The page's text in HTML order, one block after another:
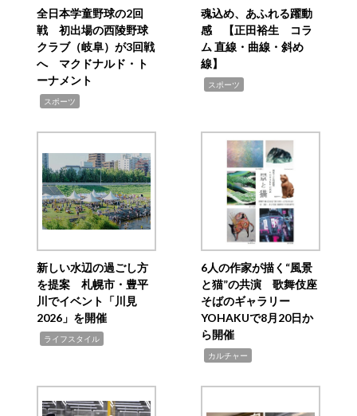
全日本学童野球の2回
戦 初出場の西陵野球
クラブ（岐阜）が3回戦
へ マクドナルド・ト
ーナメント
スポーツ
魂込め、あふれる躍動
感 【正田裕生 コラ
ム 直線・曲線・斜め
線】
スポーツ
新しい水辺の過ごし方
を提案 札幌市・豊平
川でイベント「川見
2026」を開催
ライフスタイル
6人の作家が描く“風景
と猫”の共演 歌舞伎座
そばのギャラリー
YOHAKUで8月20日か
ら開催
カルチャー